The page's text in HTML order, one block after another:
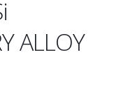
ALLOY